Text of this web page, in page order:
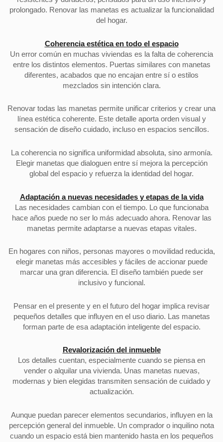
prolongado. Renovar las manetas es actualizar la funcionalidad
del hogar.
Coherencia estética en todo el espacio
Un error común en muchas viviendas es la falta de coherencia
entre los distintos elementos. Puertas similares con manetas
diferentes, acabados que no encajan entre sí o estilos
mezclados sin intención clara.
Renovar todas las manetas permite unificar criterios y crear una
línea estética coherente. Este detalle aporta orden visual y
sensación de diseño cuidado, incluso en espacios sencillos.
La coherencia no significa uniformidad absoluta, sino armonía.
Elegir manetas que dialoguen entre sí mejora la percepción
global del espacio y refuerza la identidad del hogar.
Adaptación a nuevas necesidades y etapas de la vida
Las necesidades cambian con el tiempo. Lo que funcionaba
hace años puede no ser lo más adecuado ahora. Renovar las
manetas permite adaptarse a nuevas etapas vitales.
En hogares con niños, personas mayores o movilidad reducida,
elegir manetas más accesibles y fáciles de accionar puede
marcar una gran diferencia. El diseño también puede ser
inclusivo y funcional.
Pensar en el presente y en el futuro del hogar implica revisar
pequeños detalles que influyen en el uso diario. Las manetas
forman parte de esa adaptación inteligente del espacio.
Revalorización del inmueble
Los detalles cuentan, especialmente cuando se piensa en
vender o alquilar una vivienda. Unas manetas nuevas,
modernas y bien elegidas transmiten sensación de cuidado y
actualización.
Aunque puedan parecer elementos secundarios, influyen en la
percepción general del inmueble. Un comprador o inquilino nota
cuando un espacio está bien mantenido hasta en los pequeños